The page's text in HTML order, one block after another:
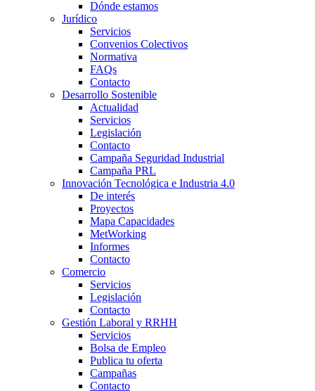
Dónde estamos
Jurídico
Servicios
Convenios Colectivos
Normativa
FAQs
Contacto
Desarrollo Sostenible
Actualidad
Servicios
Legislación
Contacto
Campaña Seguridad Industrial
Campaña PRL
Innovación Tecnológica e Industria 4.0
De interés
Proyectos
Mapa Capacidades
MetWorking
Informes
Contacto
Comercio
Servicios
Legislación
Contacto
Gestión Laboral y RRHH
Servicios
Bolsa de Empleo
Publica tu oferta
Campañas
Contacto